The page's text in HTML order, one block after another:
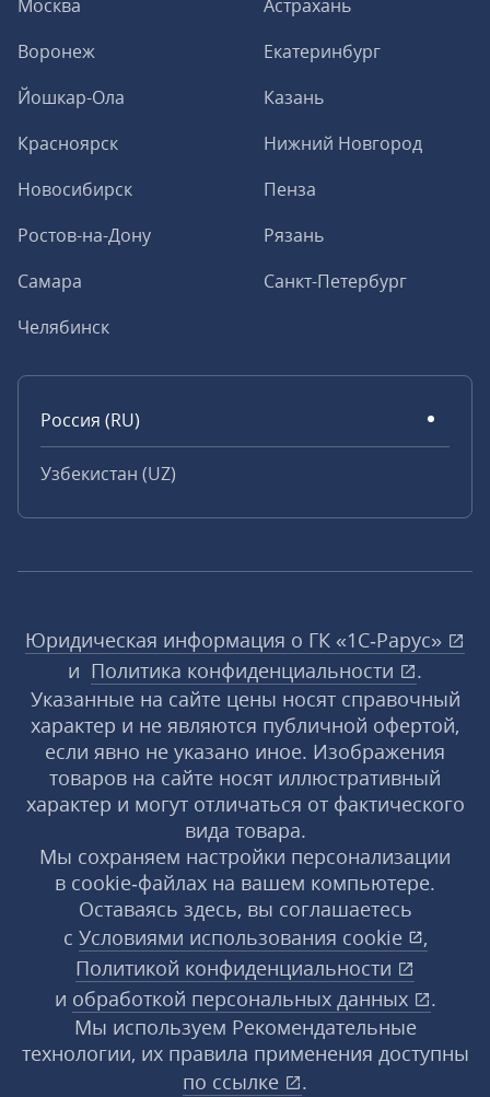
Москва
Астрахань
Воронеж
Екатеринбург
Йошкар-Ола
Казань
Красноярск
Нижний Новгород
Новосибирск
Пенза
Ростов-на-Дону
Рязань
Самара
Санкт-Петербург
Челябинск
Россия (RU)
Узбекистан (UZ)
Юридическая информация о ГК «1С‑Рарус»
и Политика конфиденциальности
.
Указанные на сайте цены носят справочный
характер и не являются публичной офертой,
если явно не указано иное. Изображения
товаров на сайте носят иллюстративный
характер и могут отличаться от фактического
вида товара.
Мы сохраняем настройки персонализации
в cookie‑файлах на вашем компьютере.
Оставаясь здесь, вы соглашаетесь
с Условиями использования cookie
,
Политикой конфиденциальности
и обработкой персональных данных
.
Мы используем Рекомендательные
технологии, их правила применения доступны
по ссылке
.